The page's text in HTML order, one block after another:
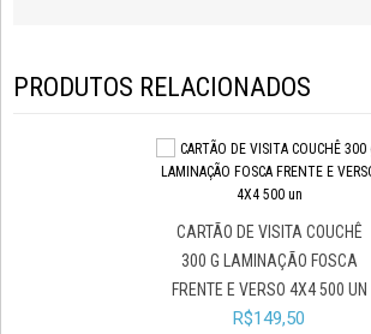
PRODUTOS RELACIONADOS
CARTÃO DE VISITA COUCHÊ
300 G LAMINAÇÃO FOSCA
FRENTE E VERSO 4X4 500 UN
R$149,50